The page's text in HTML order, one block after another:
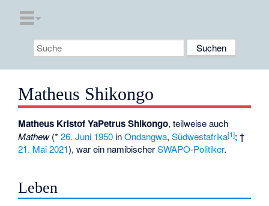
Matheus Shikongo
Matheus Kristof YaPetrus Shikongo, teilweise auch
Mathew(*26. Juni 1950 inOndangwa,Südwestafrika[1]; †
21. Mai 2021), war ein namibischerSWAPO-Politiker.
Leben